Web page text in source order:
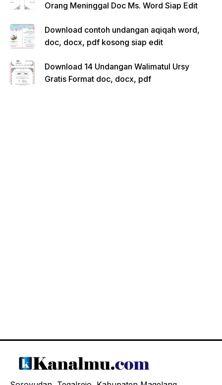
Orang Meninggal Doc Ms. Word Siap Edit
Download contoh undangan aqiqah word,
doc, docx, pdf kosong siap edit
Download 14 Undangan Walimatul Ursy
Gratis Format doc, docx, pdf